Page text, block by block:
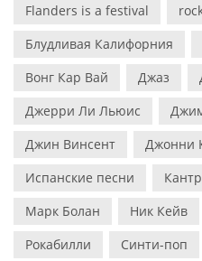
Flanders is a festival
Блудливая Калифорния
Вонг Кар Вай
Джаз
Джерри Ли Льюис
Джин Винсент
Джонни
Испанские песни
Марк Болан
Ник Кейв
Рокабилли
Синти-поп